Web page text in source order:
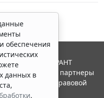
обеспечения
данных в
.
Система ГАРАНТ
"Гарант" и ее партнеры
ассоциации правовой